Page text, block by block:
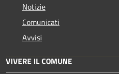
Notizie
Comunicati
Avvisi
VIVERE IL COMUNE